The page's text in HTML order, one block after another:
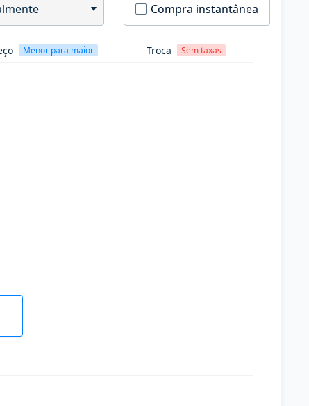
Compra instantânea
Menor para maior Troca Sem taxas